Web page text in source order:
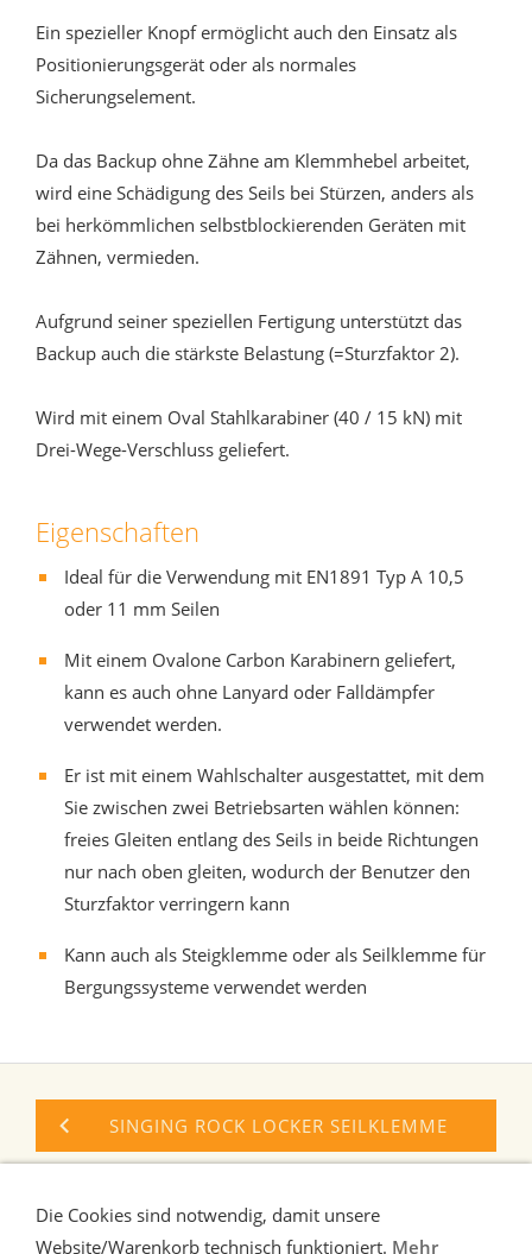
Ein spezieller Knopf ermöglicht auch den Einsatz als
Positionierungsgerät oder als normales
Sicherungselement.
Da das Backup ohne Zähne am Klemmhebel arbeitet,
wird eine Schädigung des Seils bei Stürzen, anders als
bei herkömmlichen selbstblockierenden Geräten mit
Zähnen, vermieden.
Aufgrund seiner speziellen Fertigung unterstützt das
Backup auch die stärkste Belastung (=Sturzfaktor 2).
Wird mit einem Oval Stahlkarabiner (40 / 15 kN) mit
Drei-Wege-Verschluss geliefert.
Eigenschaften
Ideal für die Verwendung mit EN1891 Typ A 10,5
oder 11 mm Seilen
Mit einem Ovalone Carbon Karabinern geliefert,
kann es auch ohne Lanyard oder Falldämpfer
verwendet werden.
Er ist mit einem Wahlschalter ausgestattet, mit dem
Sie zwischen zwei Betriebsarten wählen können:
freies Gleiten entlang des Seils in beide Richtungen
nur nach oben gleiten, wodurch der Benutzer den
Sturzfaktor verringern kann
Kann auch als Steigklemme oder als Seilklemme für
Bergungssysteme verwendet werden
SINGING ROCK LOCKER SEILKLEMME
Die Cookies sind notwendig, damit unsere
Website/Warenkorb technisch funktioniert. Mehr